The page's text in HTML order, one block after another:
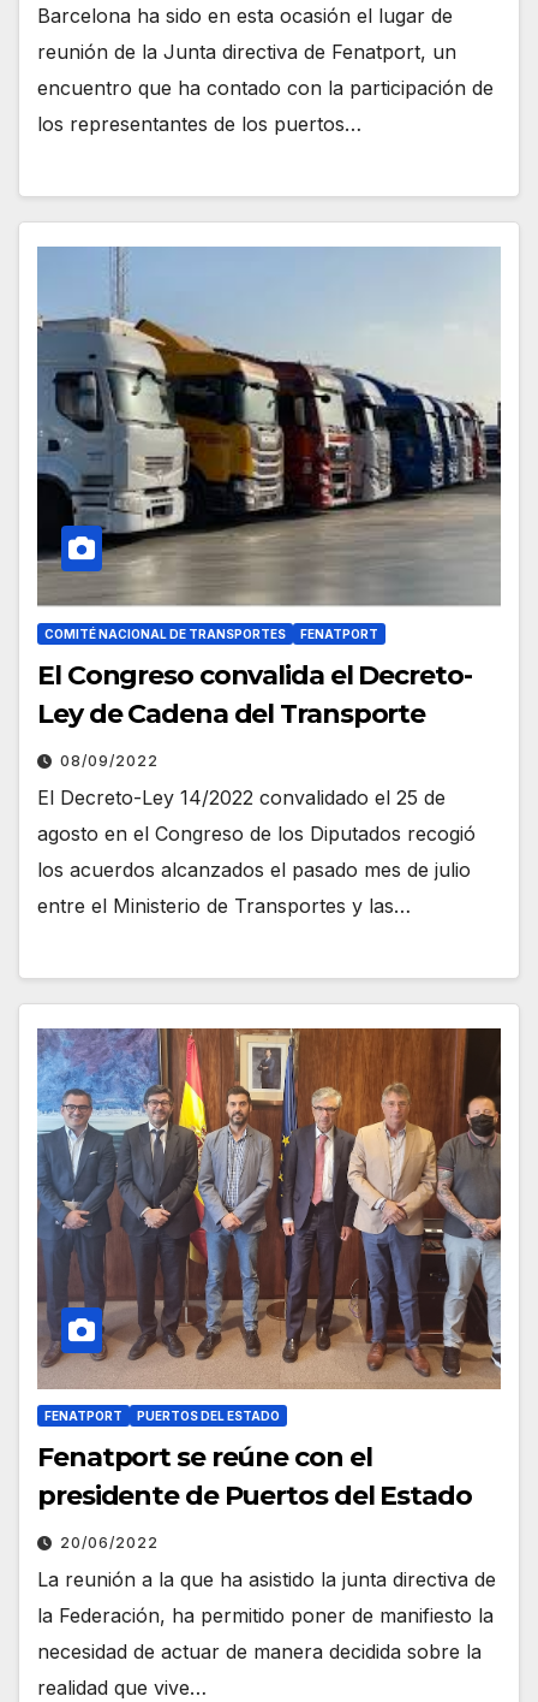
Barcelona ha sido en esta ocasión el lugar de
reunión de la Junta directiva de Fenatport, un
encuentro que ha contado con la participación de
los representantes de los puertos…
COMITÉ NACIONAL DE TRANSPORTES FENATPORT
El Congreso convalida el Decreto-
Ley de Cadena del Transporte
08/09/2022
El Decreto-Ley 14/2022 convalidado el 25 de
agosto en el Congreso de los Diputados recogió
los acuerdos alcanzados el pasado mes de julio
entre el Ministerio de Transportes y las…
FENATPORT PUERTOS DEL ESTADO
Fenatport se reúne con el
presidente de Puertos del Estado
20/06/2022
La reunión a la que ha asistido la junta directiva de
la Federación, ha permitido poner de manifiesto la
necesidad de actuar de manera decidida sobre la
realidad que vive…